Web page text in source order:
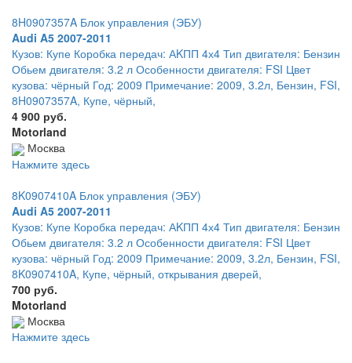
8H0907357A Блок управления (ЭБУ)
Audi A5 2007-2011
Кузов: Купе Коробка передач: АKПП 4х4 Тип двигателя: Бензин
Обьем двигателя: 3.2 л Особенности двигателя: FSI Цвет
кузова: чёрный Год: 2009 Примечание: 2009, 3.2л, Бензин, FSI,
8H0907357A, Купе, чёрный,
4 900 руб.
Motorland
Москва
Нажмите здесь
8K0907410A Блок управления (ЭБУ)
Audi A5 2007-2011
Кузов: Купе Коробка передач: АKПП 4х4 Тип двигателя: Бензин
Обьем двигателя: 3.2 л Особенности двигателя: FSI Цвет
кузова: чёрный Год: 2009 Примечание: 2009, 3.2л, Бензин, FSI,
8K0907410A, Купе, чёрный, открывания дверей,
700 руб.
Motorland
Москва
Нажмите здесь